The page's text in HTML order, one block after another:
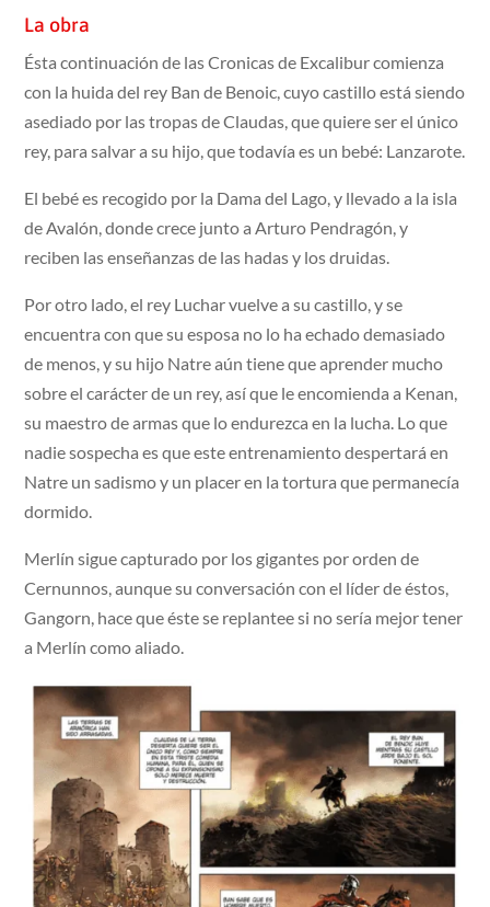
La obra
Ésta continuación de las Cronicas de Excalibur comienza
con la huida del rey Ban de Benoic, cuyo castillo está siendo
asediado por las tropas de Claudas, que quiere ser el único
rey, para salvar a su hijo, que todavía es un bebé: Lanzarote.
El bebé es recogido por la Dama del Lago, y llevado a la isla
de Avalón, donde crece junto a Arturo Pendragón, y
reciben las enseñanzas de las hadas y los druidas.
Por otro lado, el rey Luchar vuelve a su castillo, y se
encuentra con que su esposa no lo ha echado demasiado
de menos, y su hijo Natre aún tiene que aprender mucho
sobre el carácter de un rey, así que le encomienda a Kenan,
su maestro de armas que lo endurezca en la lucha. Lo que
nadie sospecha es que este entrenamiento despertará en
Natre un sadismo y un placer en la tortura que permanecía
dormido.
Merlín sigue capturado por los gigantes por orden de
Cernunnos, aunque su conversación con el líder de éstos,
Gangorn, hace que éste se replantee si no sería mejor tener
a Merlín como aliado.